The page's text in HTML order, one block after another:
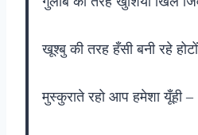
खूश्बु की तरह हँसी बनी रहे
मुस्कुराते रहो आप हमेशा यूँही –